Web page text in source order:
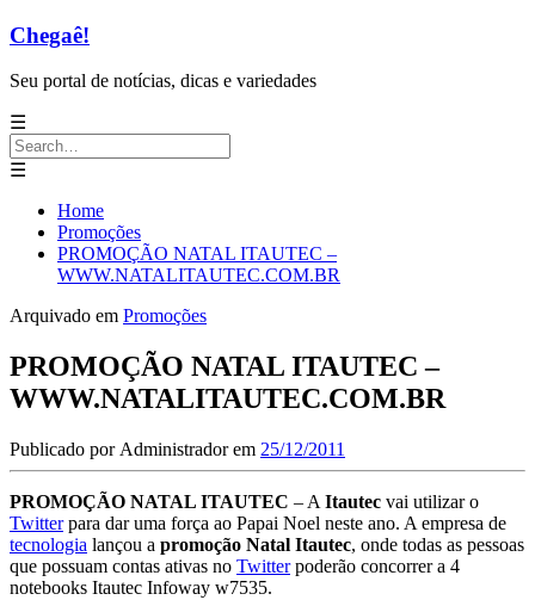
Chegaê!
Seu portal de notícias, dicas e variedades
☰
Search
for:
☰
Home
Promoções
PROMOÇÃO NATAL ITAUTEC –
WWW.NATALITAUTEC.COM.BR
Arquivado em Promoções
PROMOÇÃO NATAL ITAUTEC –
WWW.NATALITAUTEC.COM.BR
Publicado por Administradorem 25/12/2011
PROMOÇÃO NATAL ITAUTEC – A Itautec vai utilizar o
Twitterpara dar uma força ao Papai Noel neste ano. A empresa de
tecnologia lançou a promoção Natal Itautec, onde todas as pessoas
que possuam contas ativas no Twitterpoderão concorrer a 4
notebooks Itautec Infoway w7535.